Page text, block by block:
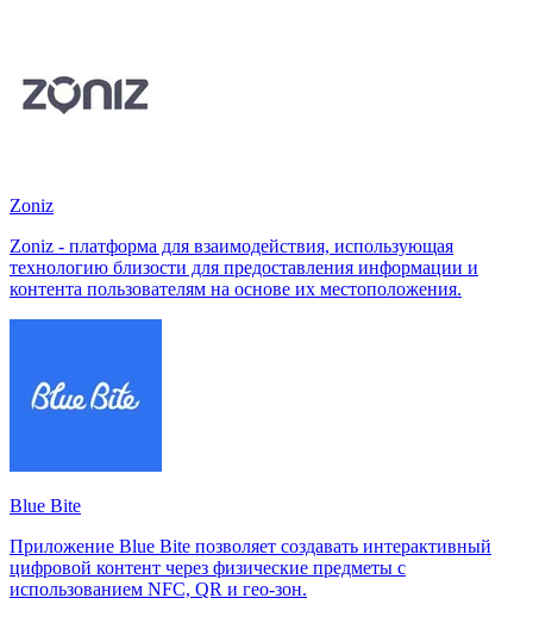
Zoniz
Zoniz - платформа для взаимодействия, использующая
технологию близости для предоставления информации и
контента пользователям на основе их местоположения.
Blue Bite
Приложение Blue Bite позволяет создавать интерактивный
цифровой контент через физические предметы с
использованием NFC, QR и гео-зон.